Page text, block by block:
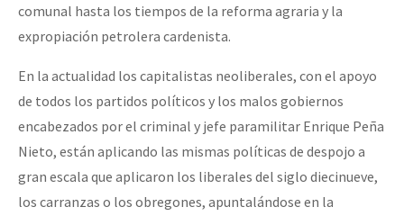
comunal hasta los tiempos de la reforma agraria y la
expropiación petrolera cardenista.
En la actualidad los capitalistas neoliberales, con el apoyo
de todos los partidos políticos y los malos gobiernos
encabezados por el criminal y jefe paramilitar Enrique Peña
Nieto, están aplicando las mismas políticas de despojo a
gran escala que aplicaron los liberales del siglo diecinueve,
los carranzas o los obregones, apuntalándose en la